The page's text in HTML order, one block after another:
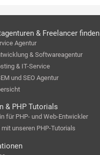
& Freelancer finden
Agentur
& Softwareagentur
& IT-Service
und SEO Agentur
& PHP Tutorials
für PHP- und Web-Entwickler
mit unseren PHP-Tutorials